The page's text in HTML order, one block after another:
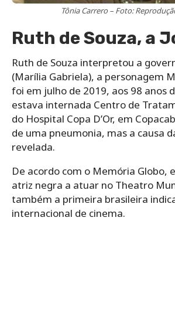
Tônia Carrero – Foto:
Ruth de Souza, a
Ruth de Souza interpretou a
(Marília Gabriela), a personagem
foi em julho de 2019, aos 98 anos
estava internada Centro de
do Hospital Copa D’Or, em
de uma pneumonia, mas a causa
revelada.
De acordo com o Memória Globo,
atriz negra a atuar no Theatro
também a primeira brasileira
internacional de cinema.